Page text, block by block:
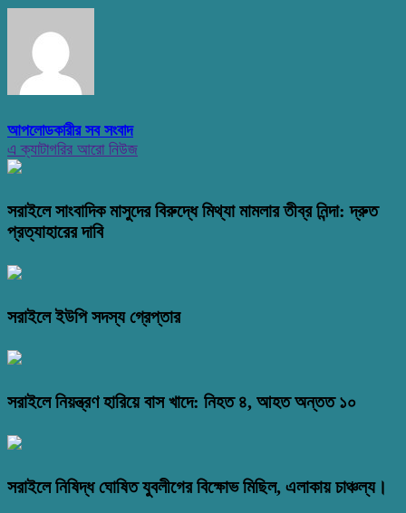
আপলোডকারীর সব সংবাদ
এ ক্যাটাগরির আরো নিউজ
সরাইলে সাংবাদিক মাসুদের বিরুদ্ধে মিথ্যা মামলার তীব্র নিন্দা: দ্রুত
প্রত্যাহারের দাবি
সরাইলে ইউপি সদস্য গ্রেপ্তার
সরাইলে নিয়ন্ত্রণ হারিয়ে বাস খাদে: নিহত ৪, আহত অন্তত ১০
সরাইলে নিষিদ্ধ ঘোষিত যুবলীগের বিক্ষোভ মিছিল, এলাকায় চাঞ্চল্য।